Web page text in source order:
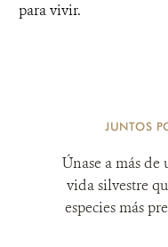
para vivir.
JUNTOS
Únase a más
vida silvestre
especies más